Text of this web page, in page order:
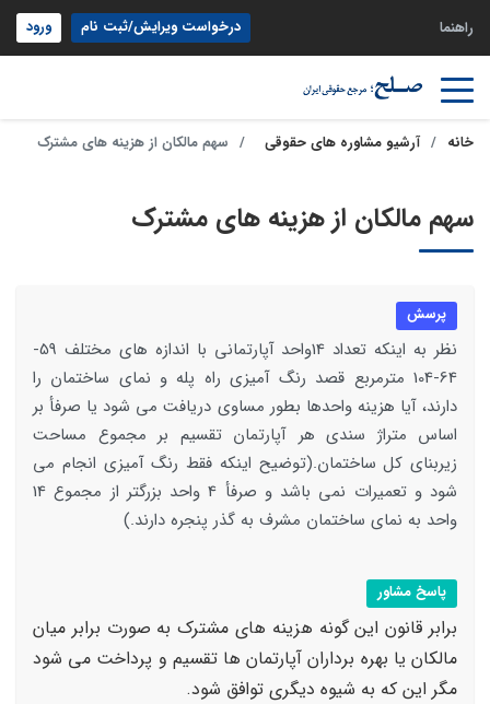
راهنما درخواست ویرایش/ثبت نام ورود
خانه آرشیو مشاوره های حقوقی سهم مالکان از هزینه های مشترک
سهم مالکان از هزینه های مشترک
پرسش
نظر به اینکه تعداد 14واحد آپارتمانی با اندازه های مختلف 59-
64-104 مترمربع قصد رنگ آمیزی راه پله و نمای ساختمان را
دارند، آیا هزینه واحدها بطور مساوی دریافت می شود یا صرفأ بر
اساس متراژ سندی هر آپارتمان تقسیم بر مجموع مساحت
زیربنای کل ساختمان.(توضیح اینکه فقط رنگ آمیزی انجام می
شود و تعمیرات نمی باشد و صرفأ 4 واحد بزرگتر از مجموع 14
واحد به نمای ساختمان مشرف به گذر پنجره دارند.)
پاسخ مشاور
برابر قانون این گونه هزینه های مشترک به صورت برابر میان
مالکان یا بهره برداران آپارتمان ها تقسیم و پرداخت می شود
مگر این که به شیوه دیگری توافق شود.